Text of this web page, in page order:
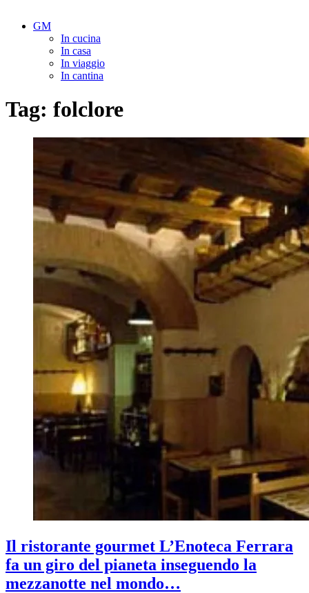
GM
In cucina
In casa
In viaggio
In cantina
Tag: folclore
Il ristorante gourmet L’Enoteca Ferrara
fa un giro del pianeta inseguendo la
mezzanotte nel mondo…